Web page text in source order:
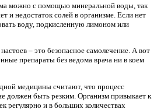
можно с помощью минеральной воды, так
и недостаток солей в организме. Если нет
воду, подкисленную лимоном или
– это безопасное самолечение. А вот
препараты без ведома врача ни в коем
медицины считают, что процесс
должен быть резким. Организм привыкает к
регулярно и в больших количествах